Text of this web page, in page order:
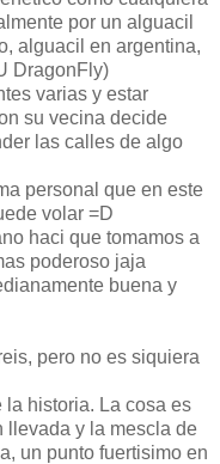
por un alguacil
alguacil en argentina,
DragonFly)
varias y estar
su vecina decide
las calles de algo
personal que en este
volar =D
haci que tomamos a
poderoso jaja
buena y
pero no es siquiera
la historia. La cosa es
llevada y la mescla de
un punto fuertisimo en